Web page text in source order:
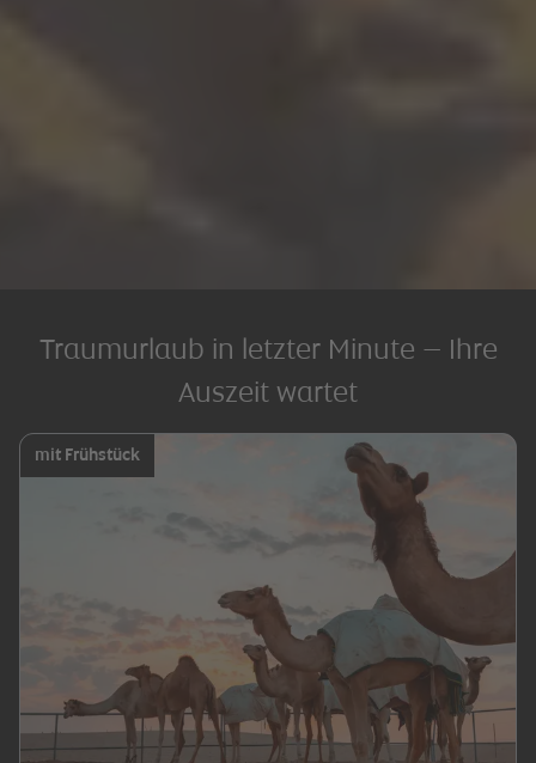
Traumurlaub in letzter Minute – Ihre
Auszeit wartet
mit Frühstück